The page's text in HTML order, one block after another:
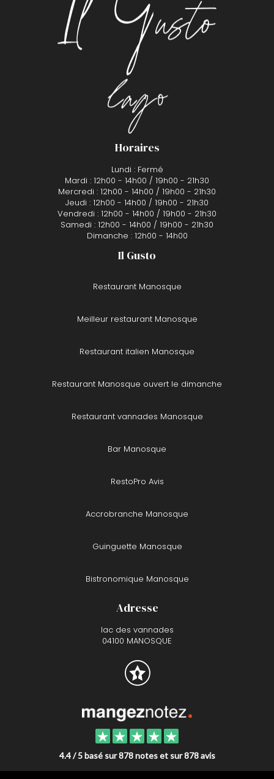
Horaires
Lundi : Fermé
Mardi : 12h00 - 14h00 / 19h00 - 21h30
Mercredi : 12h00 - 14h00 / 19h00 - 21h30
Jeudi : 12h00 - 14h00 / 19h00 - 21h30
Vendredi : 12h00 - 14h00 / 19h00 - 21h30
Samedi : 12h00 - 14h00 / 19h00 - 21h30
Dimanche : 12h00 - 14h00
Il Gusto
Restaurant Manosque
Meilleur restaurant Manosque
Restaurant italien Manosque
Restaurant Manosque ouvert le dimanche
Restaurant vannades Manosque
Bar Manosque
RestoPro Avis
Accrobranche Manosque
Guinguette Manosque
Bistronomique Manosque
Adresse
lac des vannades
04100 MANOSQUE
4.4 / 5 basé sur 878 notes et sur 878 avis